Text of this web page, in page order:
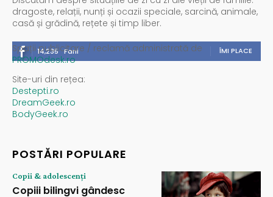
dragoste, relații, nunți și ocazii speciale, sarcină, animale,
casă și grădină, rețete și timp liber.
14,235 Fani ÎMI PLACE
Spații publicitare / reclamă administrată de
PROMOdesk.ro
Site-uri din rețea:
Destepti.ro
DreamGeek.ro
BodyGeek.ro
POSTĂRI POPULARE
Copii & adolescenți
Copiii bilingvi gândesc